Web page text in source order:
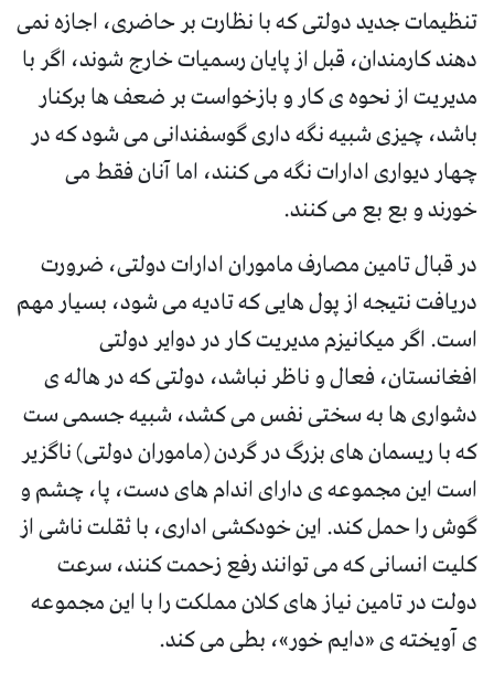
تنظیمات جدید دولتی که با نظارت بر حاضری، اجازه نمی
دهند کارمندان، قبل از پایان رسمیات خارج شوند، اگر با
مدیریت از نحوه ی کار و بازخواست بر ضعف ها برکنار
باشد، چیزی شبیه نگه داری گوسفندانی می شود که در
چهار دیواری ادارات نگه می کنند، اما آنان فقط می
خورند و بع بع می کنند.
در قبال تامین مصارف ماموران ادارات دولتی، ضرورت
دریافت نتیجه از پول هایی که تادیه می شود، بسیار مهم
است. اگر میکانیزم مدیریت کار در دوایر دولتی
افغانستان، فعال و ناظر نباشد، دولتی که در هاله ی
دشواری ها به سختی نفس می کشد، شبیه جسمی ست
که با ریسمان های بزرگ در گردن (ماموران دولتی) ناگزیر
است این مجموعه ی دارای اندام های دست، پا، چشم و
گوش را حمل کند. این خودکشی اداری، با ثقلت ناشی از
کلیت انسانی که می توانند رفع زحمت کنند، سرعت
دولت در تامین نیاز های کلان مملکت را با این مجموعه
ی آویخته ی «دایم خور»، بطی می کند.